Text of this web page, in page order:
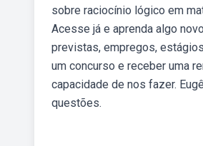
sobre raciocínio lógico em
Acesse já e aprenda algo
previstas, empregos,
um concurso e receber uma
capacidade de nos fazer.
questões.